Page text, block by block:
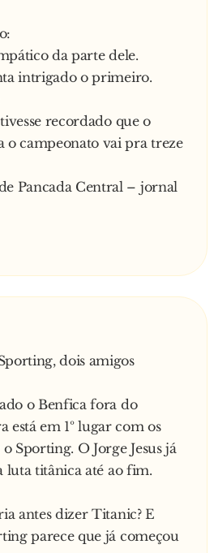
da parte dele.
intrigado o primeiro.
recordado que o
o campeonato vai pra treze
Pancada Central – jornal
dois amigos
o Benfica fora do
está em 1º lugar com os
Sporting. O Jorge Jesus já
luta titânica até ao fim.
antes dizer Titanic? E
parece que já começou